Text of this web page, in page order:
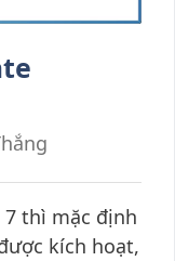
7 thì mặc định
kích hoạt,